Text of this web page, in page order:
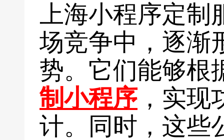
上海小程序定
场竞争中，逐渐
势。它们能够根
制小程序 ，实
计。同时，这些